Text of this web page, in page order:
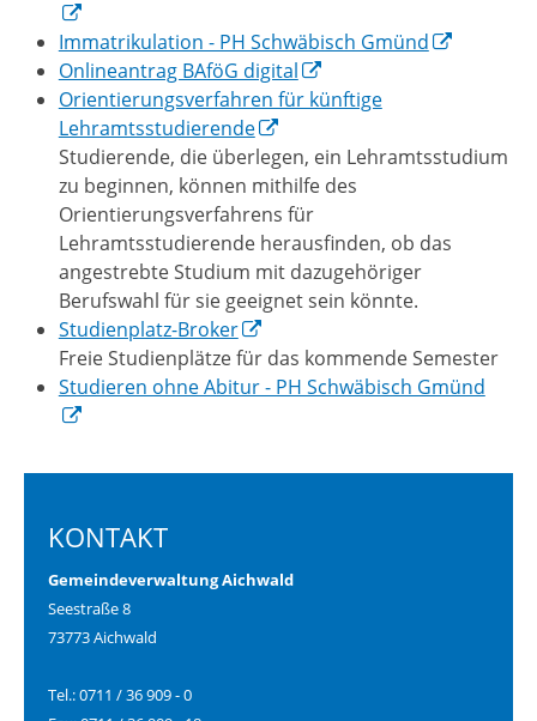
Immatrikulation - PH Schwäbisch Gmünd
Onlineantrag BAföG digital
Orientierungsverfahren für künftige
Lehramtsstudierende
Studierende, die überlegen, ein Lehramtsstudium
zu beginnen, können mithilfe des
Orientierungsverfahrens für
Lehramtsstudierende herausfinden, ob das
angestrebte Studium mit dazugehöriger
Berufswahl für sie geeignet sein könnte.
Studienplatz-Broker
Freie Studienplätze für das kommende Semester
Studieren ohne Abitur - PH Schwäbisch Gmünd
KONTAKT
Gemeindeverwaltung Aichwald
Seestraße 8
73773 Aichwald
Tel.: 0711 / 36 909 - 0